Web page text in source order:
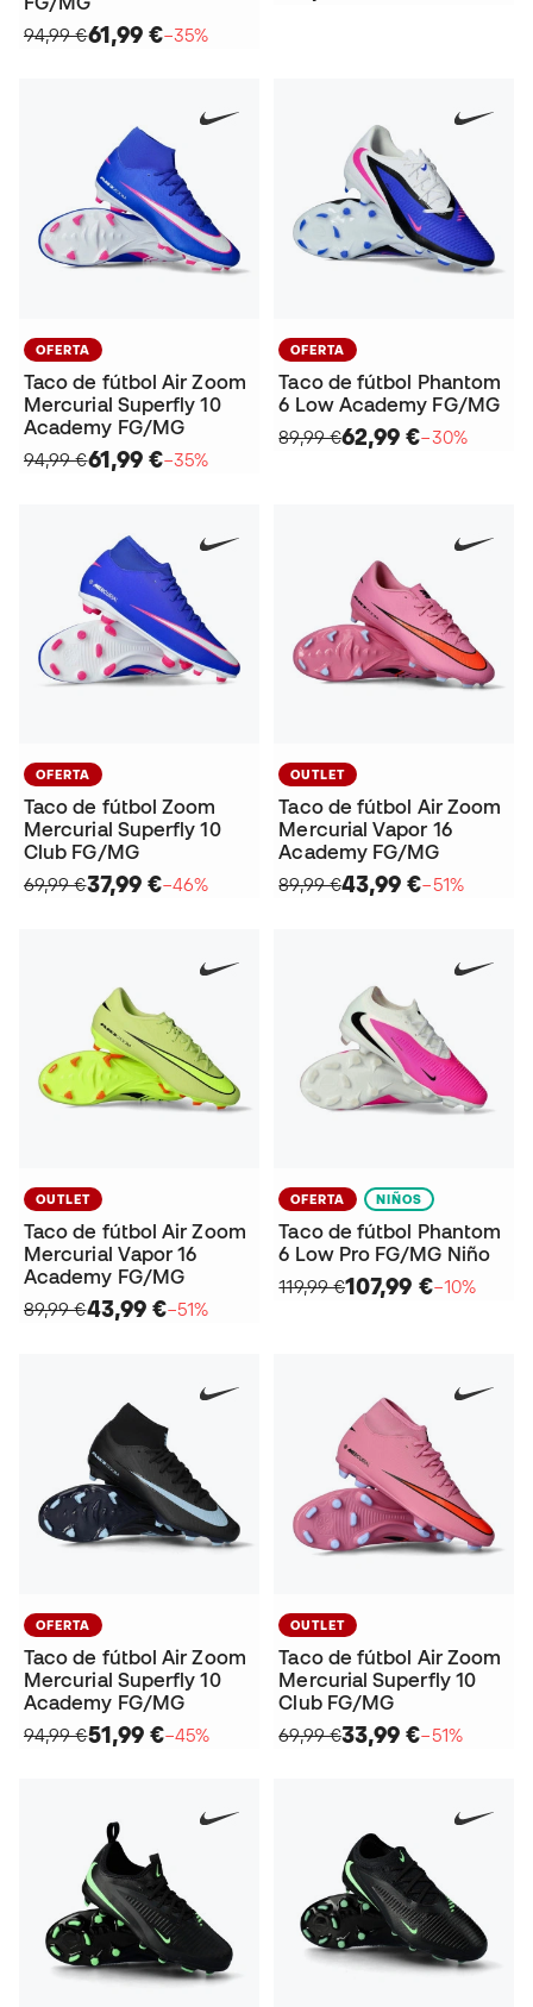
94,99 €61,99 €−35%
OFERTA
Taco de fútbol Air Zoom
Mercurial Superfly 10
Academy FG/MG
94,99 €61,99 €−35%
OFERTA
Taco de fútbol Phantom
6 Low Academy FG/MG
89,99 €62,99 €−30%
OFERTA
Taco de fútbol Zoom
Mercurial Superfly 10
Club FG/MG
69,99 €37,99 €−46%
OUTLET
Taco de fútbol Air Zoom
Mercurial Vapor 16
Academy FG/MG
89,99 €43,99 €−51%
OUTLET
Taco de fútbol Air Zoom
Mercurial Vapor 16
Academy FG/MG
89,99 €43,99 €−51%
OFERTA NIÑOS
Taco de fútbol Phantom
6 Low Pro FG/MG Niño
119,99 €107,99 €−10%
OFERTA
Taco de fútbol Air Zoom
Mercurial Superfly 10
Academy FG/MG
94,99 €51,99 €−45%
OUTLET
Taco de fútbol Air Zoom
Mercurial Superfly 10
Club FG/MG
69,99 €33,99 €−51%